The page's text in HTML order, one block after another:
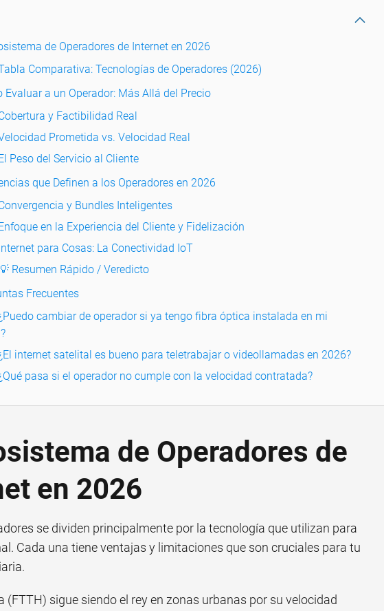
de Operadores de Internet en 2026
Comparativa: Tecnologías de Operadores (2026)
Evaluar a un Operador: Más Allá del Precio
y Factibilidad Real
Prometida vs. Velocidad Real
Peso del Servicio al Cliente
que Definen a los Operadores en 2026
y Bundles Inteligentes
en la Experiencia del Cliente y Fidelización
para Cosas: La Conectividad IoT
Resumen Rápido / Veredicto
Frecuentes
cambiar de operador si ya tengo fibra óptica instalada en mi
internet satelital es bueno para teletrabajar o videollamadas en 2026?
pasa si el operador no cumple con la velocidad contratada?
de Operadores de
en 2026
se dividen principalmente por la tecnología que utilizan para
Cada una tiene ventajas y limitaciones que son cruciales para tu
(FTTH) sigue siendo el rey en zonas urbanas por su velocidad